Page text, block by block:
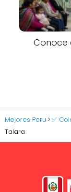
Conoce
Mejores Peru ✅
Talara